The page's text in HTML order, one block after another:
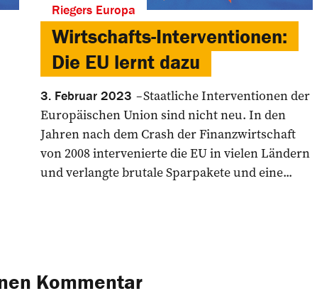
Riegers Europa
Wirtschafts-Interventionen:
Die EU lernt dazu
3. Februar 2023
Staatliche Interventionen der
Europäischen Union sind nicht neu. In den
Jahren nach dem Crash der Finanzwirtschaft
von 2008 intervenierte die EU in vielen Ländern
und verlangte brutale Sparpakete und eine...
Kommentar